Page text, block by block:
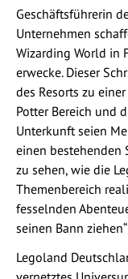
Geschäftsführerin
Unternehmen
Wizarding World in
erwecke. Dieser
des Resorts zu
Potter Bereich und
Unterkunft seien
einen bestehenden
zu sehen, wie die
Themenbereich
fesselnden
seinen Bann
Legoland